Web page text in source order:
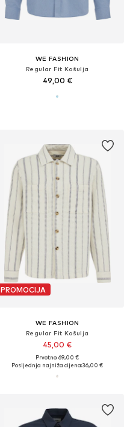
WE FASHION
Regular Fit Košulja
49,00 €
PROMOCIJA
WE FASHION
Regular Fit Košulja
45,00 €
Prvotno: 69,00 €
Posljednja najniža cijena:36,00 €